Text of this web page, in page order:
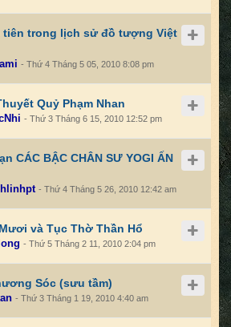
tiên trong lịch sử đồ tượng Việt
- Thứ 4 Tháng 5 05, 2010 8:08 pm
Quỷ Phạm Nhan
- Thứ 3 Tháng 6 15, 2010 12:52 pm
CÁC BẬC CHÂN SƯ YOGI ẤN
- Thứ 4 Tháng 5 26, 2010 12:42 am
và Tục Thờ Thần Hổ
- Thứ 5 Tháng 2 11, 2010 2:04 pm
Sóc (sưu tầm)
- Thứ 3 Tháng 1 19, 2010 4:40 am